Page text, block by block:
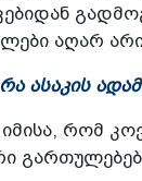
აღარ
ასაკის
რომ